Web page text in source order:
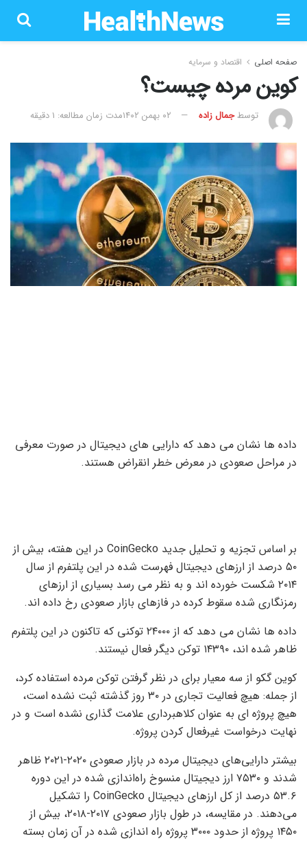
صفحه اصلی اقتصاد و سرمایه
کوین مرده چیست؟
توسطجمال زاده ۰۲ بهمن ۱۴۰۲ مدت زمان مطالعه: 1 دقیقه
داده ها نشان می دهد که دارایی های دیجیتال در صورت معرفی
در مراحل صعودی در معرض خطر انقراض هستند.
بر اساس تجزیه و تحلیل جدید CoinGecko در این هفته، بیش از
۵۰ درصد از ارزهای دیجیتال فهرست شده در این پلتفرم از سال
۲۰۱۴ شکست خورده اند و به نظر می رسد بسیاری از ارزهای
رمزنگاری شده سقوط کرده در فازهای بازار صعودی رخ داده اند.
داده ها نشان می دهد که از ۲۴۰۰۰ توکنی که تاکنون در این پلتفرم
ظاهر شده اند، ۱۴۳۹۰ توکن دیگر فعال نیستند.
کوین گکو از سه معیار برای در نظر گرفتن توکن مرده استفاده کرد،
از جمله: هیچ فعالیت تجاری در ۳۰ روز گذشته ثبت نشده است،
هیچ پروژه ای به عنوان کلاهبرداری علامت گذاری نشده است و در
نهایت درخواست غیرفعال کردن پروژه.
بیشتر دارایی‌های دیجیتال مرده در بازار صعودی ۲۰۲۰-۲۰۲۱ ظاهر
شدند و ۷۵۳۰ ارز دیجیتال منسوخ راه‌اندازی شده در این دوره
۵۳.۶ درصد از کل ارزهای دیجیتال CoinGecko را تشکیل
می‌دهند. در مقایسه، در طول بازار صعودی ۲۰۱۷-۲۰۱۸، بیش از
۱۴۵۰ پروژه از حدود ۳۰۰۰ پروژه راه اندازی شده در آن زمان بسته